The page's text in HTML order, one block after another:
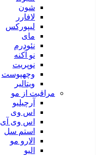
شون
لافارر
لیپورکس
مای
نئودرم
نو آکنه
نوپریت
وچهپوست
ویتالیر
مراقبت از مو
آرچیلیو
اس وی
اس وی آی
استم سل
الارو مو
الیو